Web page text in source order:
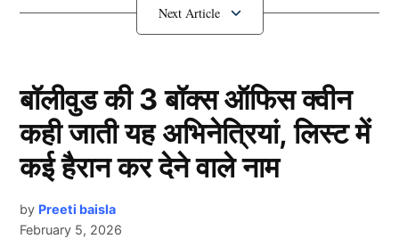
IND vs AFG: रोहित शर्मा करेंगे कप्तानी
बॉलीवुड की 3 बॉक्स ऑफिस क्वीन
कही जाती यह अभिनेत्रियां, लिस्ट में
कई हैरान कर देने वाले नाम
by Preeti baisla
February 5, 2026